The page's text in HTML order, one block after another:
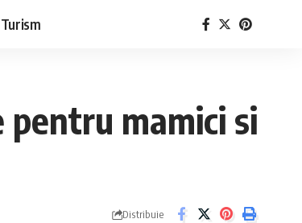
Turism
mamici si
Distribuie